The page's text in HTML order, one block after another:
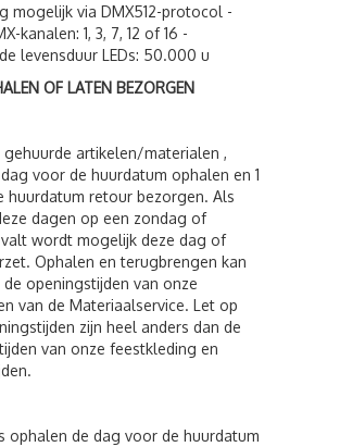
mogelijk via DMX512-protocol -
kanalen: 1, 3, 7, 12 of 16 -
levensduur LEDs: 50.000 u
OF LATEN BEZORGEN
gehuurde artikelen/materialen ,
voor de huurdatum ophalen en 1
huurdatum retour bezorgen. Als
dagen op een zondag of
wordt mogelijk deze dag of
Ophalen en terugbrengen kan
openingstijden van onze
van de Materiaalservice. Let op
zijn heel anders dan de
van onze feestkleding en
ophalen de dag voor de huurdatum